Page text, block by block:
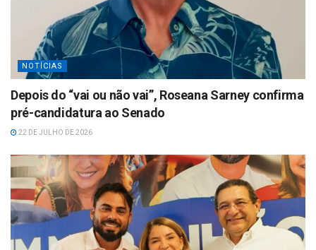
NOTÍCIAS
Depois do “vai ou não vai”, Roseana Sarney confirma
pré-candidatura ao Senado
22 DE JULHO DE 2026